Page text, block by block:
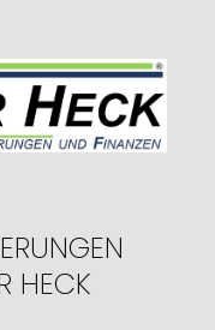
HECK